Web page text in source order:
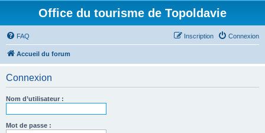
Office du tourisme de Topoldavie
FAQ Connexion
Inscription
Accueil du forum
Connexion
Nom d’utilisateur :
Mot de passe :